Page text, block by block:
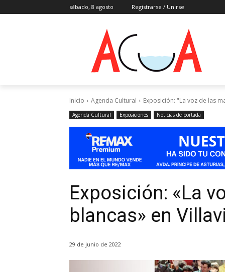
sábado, 8 agosto Registrarse / Unirse
Inicio Agenda Cultural Exposición: "La voz de las
Agenda Cultural Exposiciones Noticias de portada
Exposición: «La
blancas» en
29 de junio de 2022